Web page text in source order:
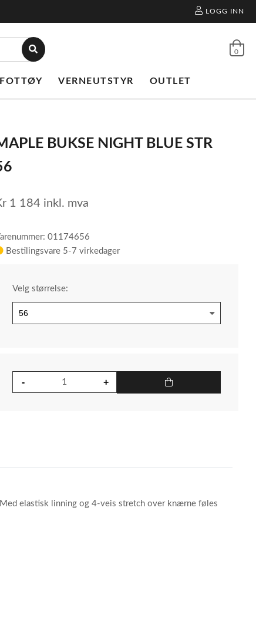
LOGG INN
0
VERNEUTSTYR OUTLET
BUKSE NIGHT BLUE STR
1 184 inkl. mva
01174656
Bestilingsvare 5-7 virkedager
Velg størrelse:
elastisk linning og 4-veis stretch over knærne føles